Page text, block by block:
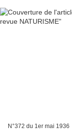
N°372 du 1er mai 1936